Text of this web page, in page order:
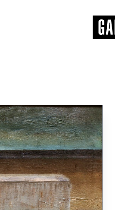
DIDATTICA
SHOP
LE COLLEZIONI
GLI AUTORI
LORENZO VIANI
MOSTRE
EVENTI